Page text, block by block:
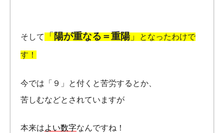
そして 「 陽が重なる＝重陽 」 となったわけで
す！
今では「９」と付くと苦労するとか、
苦しむなどとされていますが
本来はよい数字なんですね！